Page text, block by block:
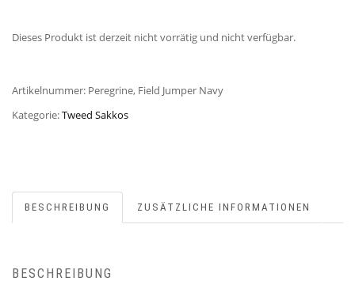
Dieses Produkt ist derzeit nicht vorrätig und nicht verfügbar.
Artikelnummer: Peregrine, Field Jumper Navy
Kategorie:Tweed Sakkos
BESCHREIBUNG ZUSÄTZLICHE INFORMATIONEN
BESCHREIBUNG